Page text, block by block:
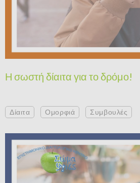
Η σωστή δίαιτα για το δρόμο!
Δίαιτα Ομορφιά Συμβουλές